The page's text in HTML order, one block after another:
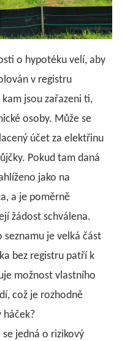
o hypotéku velí, aby
v registru
jsou zařazeni ti,
osoby. Může se
účet za elektřinu
Pokud tam daná
jako na
a je poměrně
žádost schválena.
je velká část
bez registru patří k
možnost vlastního
což je rozhodně
háček?
jedná o rizikový